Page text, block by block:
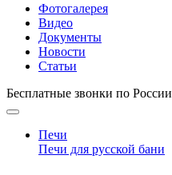
Фотогалерея
Видео
Документы
Новости
Статьи
Бесплатные звонки по России
Печи
Печи для русской бани